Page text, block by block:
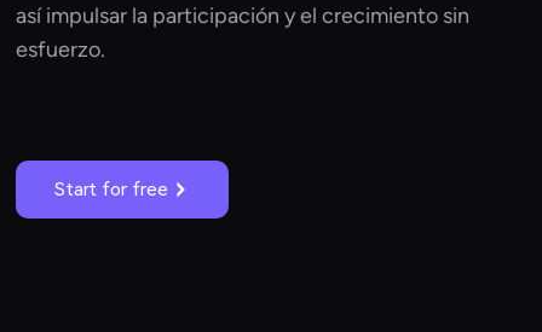
así impulsar la participación y el crecimiento sin
esfuerzo.
Start for free